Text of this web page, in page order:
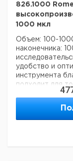
826.1000
1000 мкл
Объем: 100-
наконечника:
удобство и
инструмента
подходит для
пипетирование
концепция
чрезвычайно
усталости рук
требования к